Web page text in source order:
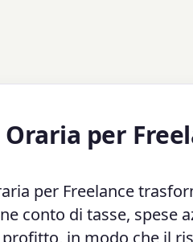
per
per Freelance
conto di tasse, spese
in modo che il